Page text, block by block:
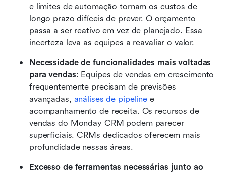
e limites de automação tornam os custos de
longo prazo difíceis de prever. O orçamento
passa a ser reativo em vez de planejado. Essa
incerteza leva as equipes a reavaliar o valor.
Necessidade de funcionalidades mais voltadas
para vendas: Equipes de vendas em crescimento
frequentemente precisam de previsões
avançadas, análises de pipeline e
acompanhamento de receita. Os recursos de
vendas do Monday CRM podem parecer
superficiais. CRMs dedicados oferecem mais
profundidade nessas áreas.
Excesso de ferramentas necessárias junto ao